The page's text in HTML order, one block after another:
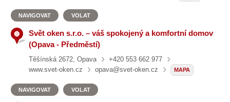
NAVIGOVAT VOLAT
Svět oken s.r.o. – váš spokojený a komfortní domov
(Opava - Předměstí)
Těšínská 2672, Opava
+420 553 662 977
www.svet-oken.cz
opava@svet-oken.cz MAPA
NAVIGOVAT VOLAT